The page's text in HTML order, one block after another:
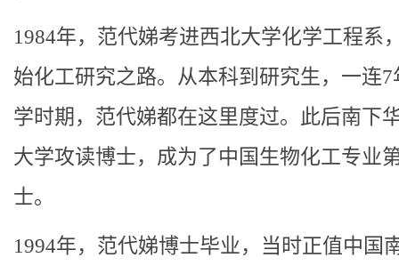
1984年，范代娣考进西北大学化学工程系
始化工研究之路。从本科到研究生，一连7
学时期，范代娣都在这里度过。此后南下
大学攻读博士，成为了中国生物化工专业
士。
1994年，范代娣博士毕业，当时正值中国